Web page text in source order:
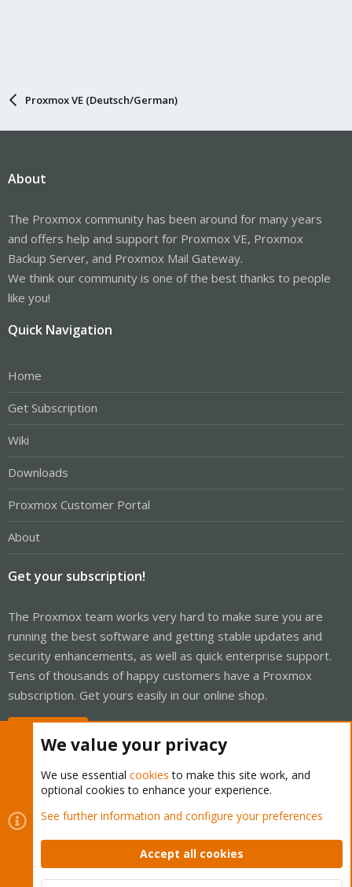
Proxmox VE (Deutsch/German)
About
The Proxmox community has been around for many years
and offers help and support for Proxmox VE, Proxmox
Backup Server, and Proxmox Mail Gateway.
We think our community is one of the best thanks to people
like you!
Quick Navigation
Home
Get Subscription
Wiki
Downloads
Proxmox Customer Portal
About
Get your subscription!
The Proxmox team works very hard to make sure you are
running the best software and getting stable updates and
security enhancements, as well as quick enterprise support.
Tens of thousands of happy customers have a Proxmox
subscription. Get yours easily in our online shop.
Cookies
Proxmox Support Forum - Light Mode
Contact us
Terms and rules Privacy policy Help Home
Community platform by XenForo © 2010-2026 XenForo Ltd.
We value your privacy
We use essential cookies to make this site work, and
optional cookies to enhance your experience.
See further information and configure your preferences
Accept all cookies